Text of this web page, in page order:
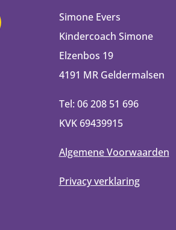
Simone Evers
Kindercoach Simone
Elzenbos 19
4191 MR Geldermalsen
Tel: 06 208 51 696
KVK 69439915
Algemene Voorwaarden
Privacy verklaring